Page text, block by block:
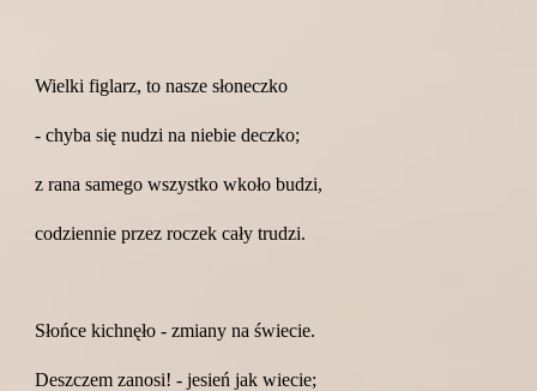
Wielki figlarz, to nasze słoneczko
- chyba się nudzi na niebie deczko;
z rana samego wszystko wkoło budzi,
codziennie przez roczek cały trudzi.
Słońce kichnęło - zmiany na świecie.
Deszczem zanosi! - jesień jak wiecie;